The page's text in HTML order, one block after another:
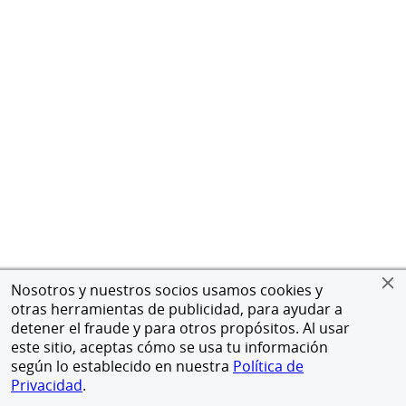
Nosotros y nuestros socios usamos cookies y
otras herramientas de publicidad, para ayudar a
detener el fraude y para otros propósitos. Al usar
este sitio, aceptas cómo se usa tu información
según lo establecido en nuestra Política de
Privacidad.